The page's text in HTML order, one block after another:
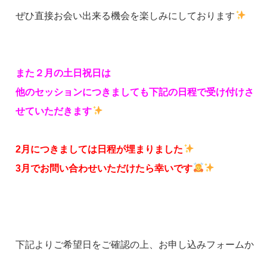
ぜひ直接お会い出来る機会を楽しみにしております
また２月の土日祝日は
他のセッションにつきましても下記の日程で受け付けさ
せていただきます
2月につきましては日程が埋まりました
3月でお問い合わせいただけたら幸いです
下記よりご希望日をご確認の上、お申し込みフォームか